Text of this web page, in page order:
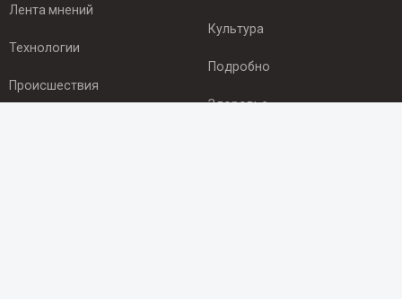
Лента мнений
Технологии
Происшествия
Культура
Подробно
Здоровье